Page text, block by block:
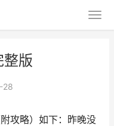
整版
28
攻略）如下：昨晚没